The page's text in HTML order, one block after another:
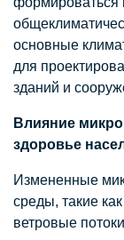
основные
для
зданий и
Влияние
здоровье
Измененные
среды, такие
ветровые